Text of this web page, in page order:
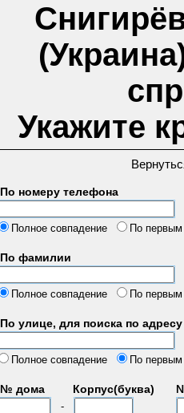
Укажите
По номеру телефона
Полное совпадение
По
По фамилии
Полное совпадение По
По улице, для поиска по адресу
Полное совпадение
По
№ дома Корпус(буква)
-